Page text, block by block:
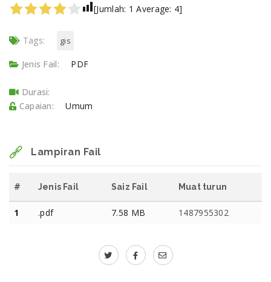
[Jumlah: 1 Average: 4]
Tags: gis
Jenis Fail: PDF
Durasi:
Capaian:
Umum
Lampiran Fail
# Jenis Fail Saiz Fail Muat turun
1 .pdf 7.58 MB 1487955302